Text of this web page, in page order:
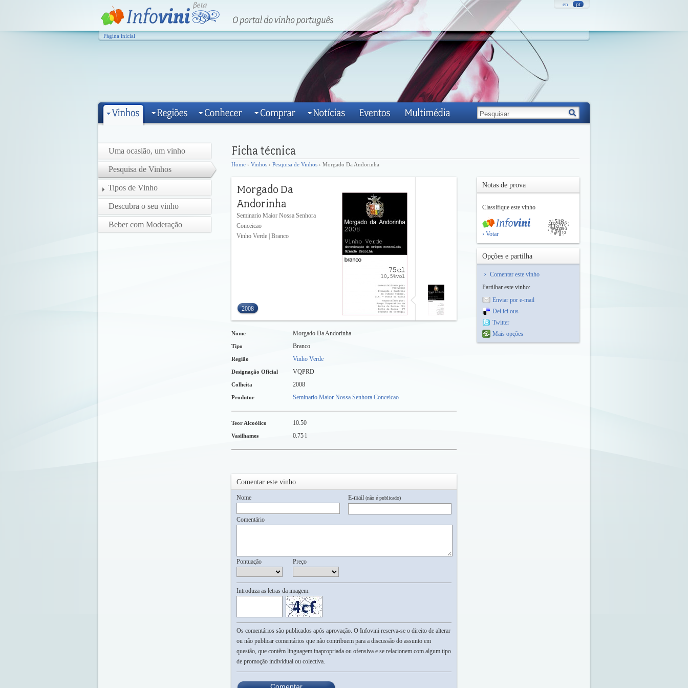
en pt
Página inicial
Uma ocasião, um vinho
Pesquisa de Vinhos
Tipos de Vinho
Descubra o seu vinho
Beber com Moderação
Home › Vinhos › Pesquisa de Vinhos › Morgado Da Andorinha
Seminario Maior Nossa Senhora
Conceicao
Vinho Verde | Branco
2008
Nome Morgado Da Andorinha
Tipo Branco
Região Vinho Verde
Designação Oficial VQPRD
Colheita 2008
Produtor Seminario Maior Nossa Senhora Conceicao
Teor Alcoólico 10.50
Vasilhames 0.75 l
Comentar este vinho
Nome E-mail (não é publicado)
Comentário
Pontuação Preço
Introduza as letras da imagem.
Os comentários são publicados após aprovação. O Infovini reserva-se o direito de alterar
ou não publicar comentários que não contribuem para a discussão do assunto em
questão, que contêm linguagem inapropriada ou ofensiva e se relacionem com algum tipo
de promoção individual ou colectiva.
Comentar
Notas de prova
Classifique este vinho
› Votar
Opções e partilha
Comentar este vinho
Partilhar este vinho:
Enviar por e-mail
Del.ici.ous
Twitter
Mais opções